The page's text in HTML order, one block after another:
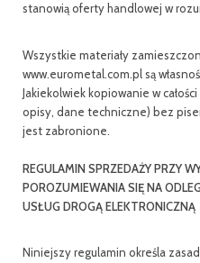
FINANSOWANIE
KATALOGI
O FIRMIE
FAQ
stanowią oferty handlowej w
Wszystkie materiały
www.eurometal.com.pl są
Jakiekolwiek kopiowanie w
opisy, dane techniczne) bez
jest zabronione.
REGULAMIN SPRZEDAŻY PRZY
POROZUMIEWANIA SIĘ NA
USŁUG DROGĄ ELEKTRONICZNĄ
Niniejszy regulamin określa